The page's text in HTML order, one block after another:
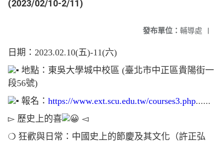
(2023/02/10-2/11)
發布單位： 輔導處 |
日期：2023.02.10(五)-11(六)
地點：東吳大學城中校區 (臺北市中正區貴陽街一
段56號)
報名： https://www.ext.scu.edu.tw/courses3.php......
▻ 歷史上的喜
◅
❍ 狂歡與日常：中國史上的節慶及其文化（許正弘